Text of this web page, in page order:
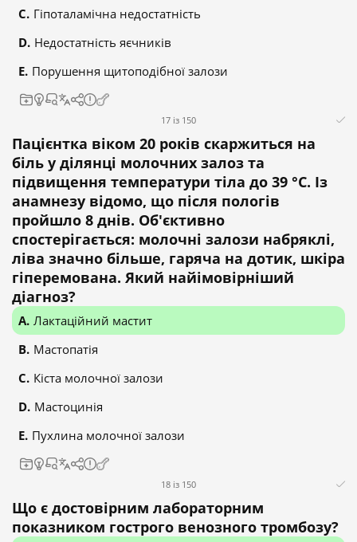
Гіпоталамічна недостатність
Недостатність яєчників
Порушення щитоподібної залози
17 із 150
Пацієнтка віком 20 років скаржиться на
біль у ділянці молочних залоз та
підвищення температури тіла до 39 °C. Із
анамнезу відомо, що після пологів
пройшло 8 днів. Об'єктивно
спостерігається: молочні залози набряклі,
ліва значно більше, гаряча на дотик, шкіра
гіперемована. Який найімовірніший
діагноз?
Лактаційний мастит
Мастопатія
Кіста молочної залози
Мастоцинія
Пухлина молочної залози
18 із 150
Що є достовірним лабораторним
показником гострого венозного тромбозу?